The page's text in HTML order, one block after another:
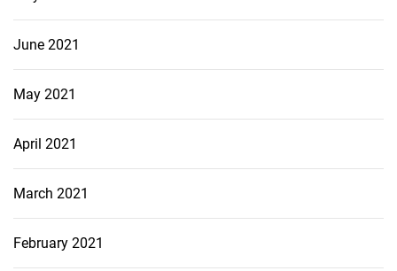
June 2021
May 2021
April 2021
March 2021
February 2021